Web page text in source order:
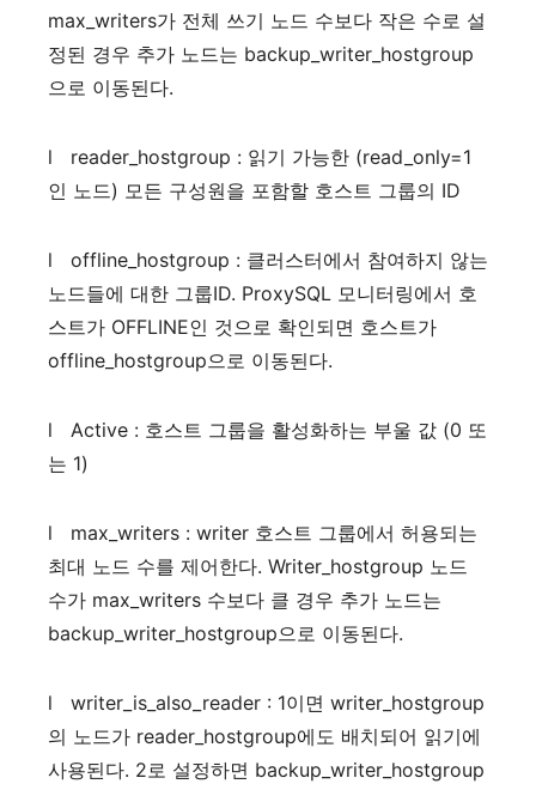
max_writers가 전체 쓰기 노드 수보다 작은 수로 설
정된 경우 추가 노드는 backup_writer_hostgroup
으로 이동된다.
l reader_hostgroup : 읽기 가능한 (read_only=1
인 노드) 모든 구성원을 포함할 호스트 그룹의 ID
l offline_hostgroup : 클러스터에서 참여하지 않는
노드들에 대한 그룹ID. ProxySQL 모니터링에서 호
스트가 OFFLINE인 것으로 확인되면 호스트가
offline_hostgroup으로 이동된다.
l Active : 호스트 그룹을 활성화하는 부울 값 (0 또
는 1)
l max_writers : writer 호스트 그룹에서 허용되는
최대 노드 수를 제어한다. Writer_hostgroup 노드
수가 max_writers 수보다 클 경우 추가 노드는
backup_writer_hostgroup으로 이동된다.
l writer_is_also_reader : 1이면 writer_hostgroup
의 노드가 reader_hostgroup에도 배치되어 읽기에
사용된다. 2로 설정하면 backup_writer_hostgroup